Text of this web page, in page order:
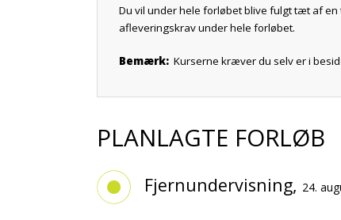
Du vil under hele forløbet blive fulgt tæt af
afleveringskrav under hele forløbet.
Bemærk: Kurserne kræver du selv er i
PLANLAGTE FORLØB
Fjernundervisning, 24.